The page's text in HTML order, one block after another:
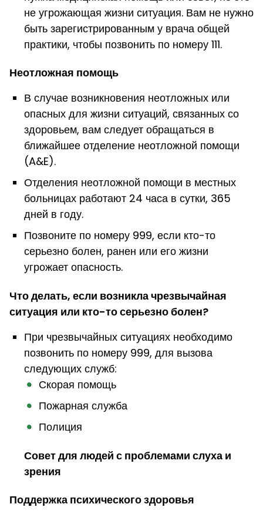
не угрожающая жизни ситуация. Вам не нужно
быть зарегистрированным у врача общей
практики, чтобы позвонить по номеру 111.
Неотложная помощь
В случае возникновения неотложных или
опасных для жизни ситуаций, связанных со
здоровьем, вам следует обращаться в
ближайшее отделение неотложной помощи
(A&E).
Отделения неотложной помощи в местных
больницах работают 24 часа в сутки, 365
дней в году.
Позвоните по номеру 999, если кто-то
серьезно болен, ранен или его жизни
угрожает опасность.
Что делать, если возникла чрезвычайная
ситуация или кто-то серьезно болен?
При чрезвычайных ситуациях необходимо
позвонить по номеру 999, для вызова
следующих служб:
Скорая помощь
Пожарная служба
Полиция
Совет для людей с проблемами слуха и
зрения
Поддержка психического здоровья